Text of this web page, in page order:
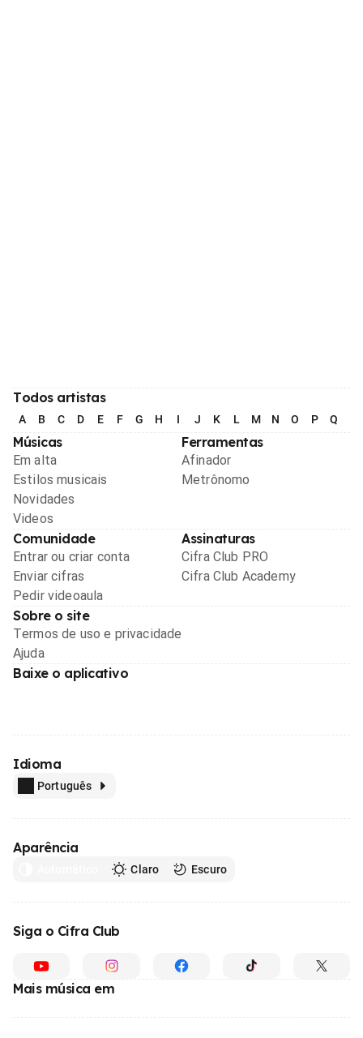
Todos artistas
A B C D E F G H I J K L M N O P Q
Músicas
Em alta
Estilos musicais
Novidades
Videos
Ferramentas
Afinador
Metrônomo
Comunidade
Entrar ou criar conta
Enviar cifras
Pedir videoaula
Assinaturas
Cifra Club PRO
Cifra Club Academy
Sobre o site
Termos de uso e privacidade
Ajuda
Baixe o aplicativo
Idioma
Português
Aparência
Claro Escuro
Siga o Cifra Club
Mais música em